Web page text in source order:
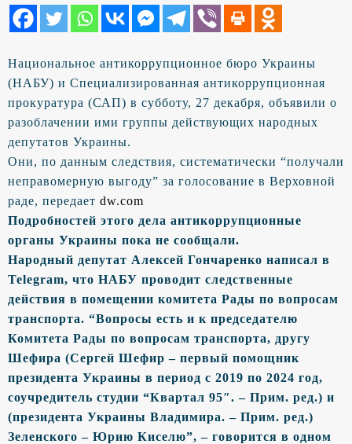
Национальное антикоррупционное бюро Украины
(НАБУ) и Специализированная антикоррупционная
прокуратура (САП) в субботу, 27 декабря, объявили о
разоблачении ими группы действующих народных
депутатов Украины.
Они, по данным следствия, систематически “получали
неправомерную выгоду” за голосование в Верховной
раде, передает dw.com
Подробностей этого дела антикоррупционные
органы Украины пока не сообщали.
Народный депутат Алексей Гончаренко написал в
Telegram, что НАБУ проводит следственные
действия в помещении комитета Рады по вопросам
транспорта. “Вопросы есть и к председателю
Комитета Рады по вопросам транспорта, другу
Шефира (Сергей Шефир – первый помощник
президента Украины в период с 2019 по 2024 год,
соучредитель студии “Квартал 95″. – Прим. ред.) и
(президента Украины Владимира. – Прим. ред.)
Зеленского – Юрию Киселю”, – говорится в одном